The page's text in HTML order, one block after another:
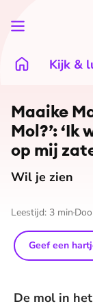
Kijk &
Maaike
Mol?’:
op mij
Wil je zien
Leestijd: 3 min
Geef een
De mol in